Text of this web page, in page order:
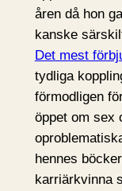
åren då hon
kanske
Det mest
tydliga
förmodligen
öppet om sex
hennes
karriärkvinna